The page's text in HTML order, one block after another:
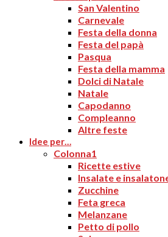
San Valentino
Carnevale
Festa della donna
Festa del papà
Pasqua
Festa della mamma
Dolci di Natale
Natale
Capodanno
Compleanno
Altre feste
Idee per…
Colonna1
Ricette estive
Insalate e
Zucchine
Feta greca
Melanzane
Petto di pollo